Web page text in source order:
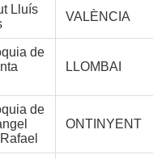
Lluís
VALÈNCIA
de
LLOMBAI
de
ONTINYENT